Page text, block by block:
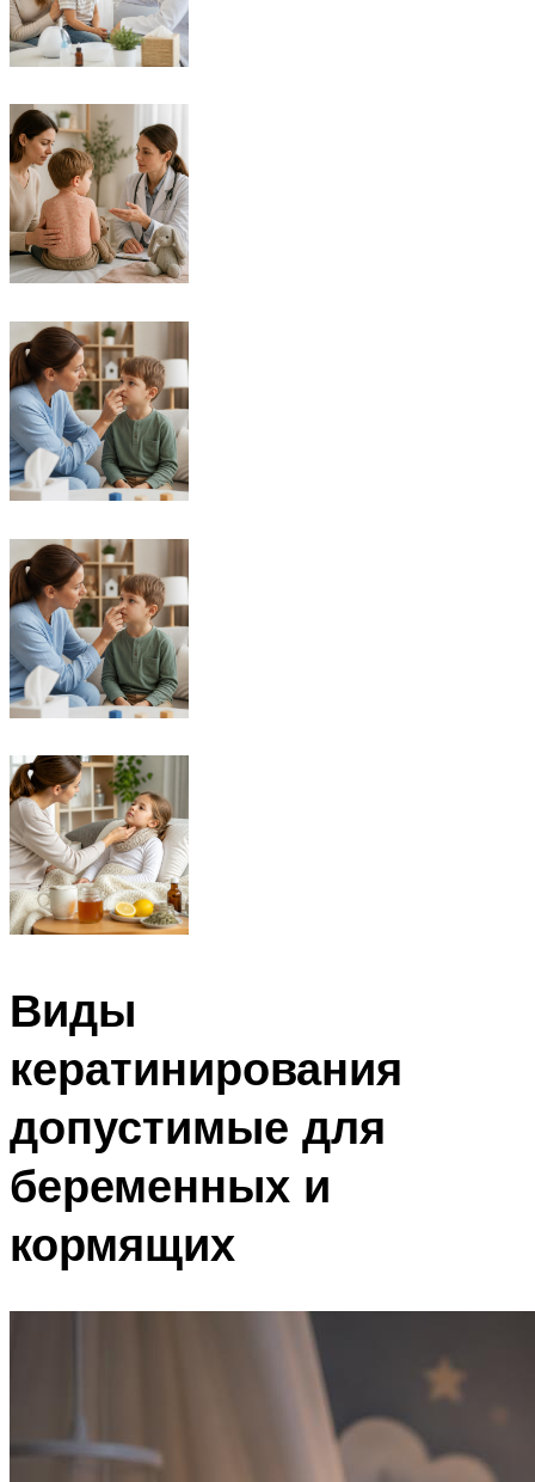
Виды
кератинирования
допустимые для
беременных и
кормящих